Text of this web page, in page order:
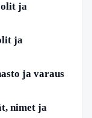
ja
ja
ja varaus
nimet ja